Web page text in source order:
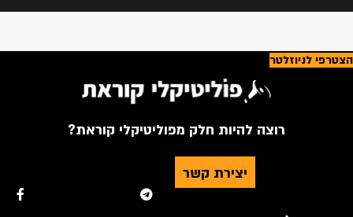
הצטרפי לניוזלטר
רוצה להיות חלק מפוליטיקלי קוראת?
יצירת קשר